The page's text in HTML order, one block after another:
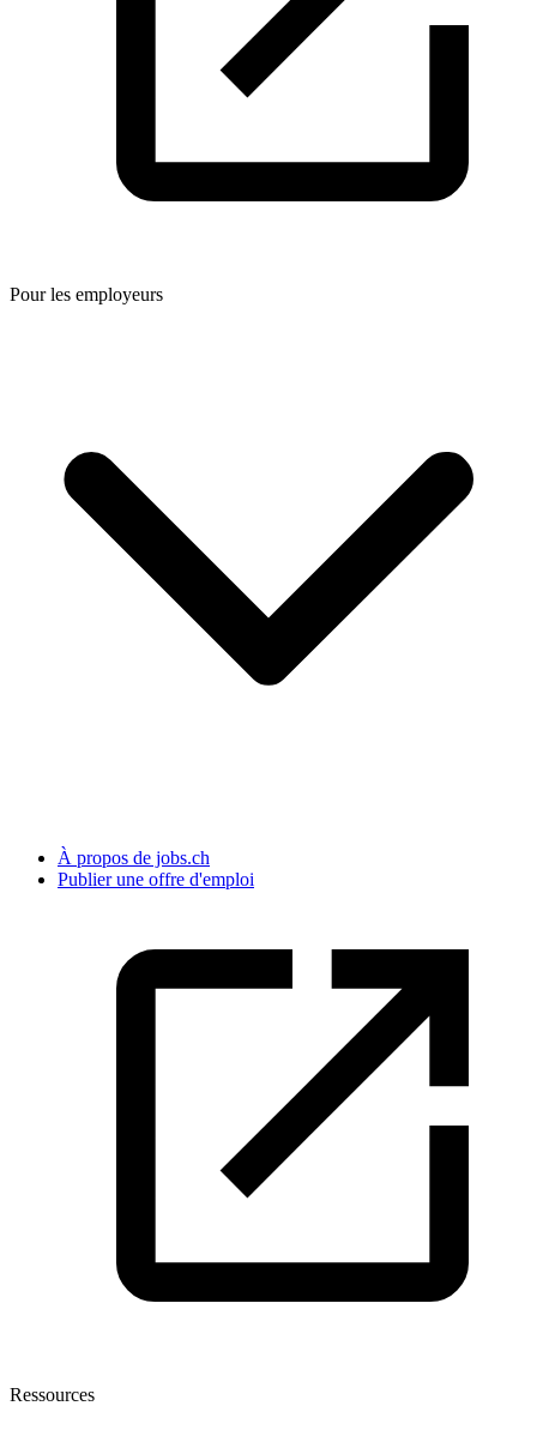
Pour les employeurs
À propos de jobs.ch
Publier une offre d'emploi
Ressources